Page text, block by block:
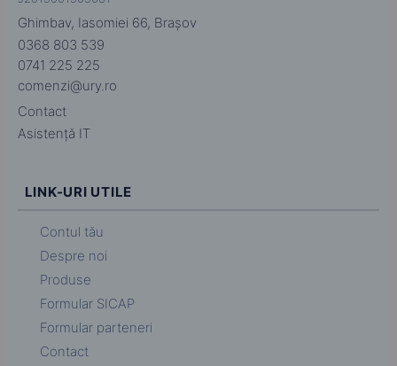
Ghimbav, Iasomiei 66, Brașov
0368 803 539
0741 225 225
comenzi@ury.ro
Contact
Asistență IT
LINK-URI UTILE
Contul tău
Despre noi
Produse
Formular SICAP
Formular parteneri
Contact